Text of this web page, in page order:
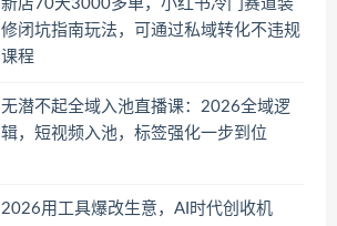
新店70天3000多单，小红书冷门赛道装
修闭坑指南玩法，可通过私域转化不违规
课程
无潜不起全域入池直播课：2026全域逻
辑，短视频入池，标签强化一步到位
2026用工具爆改生意，AI时代创收机